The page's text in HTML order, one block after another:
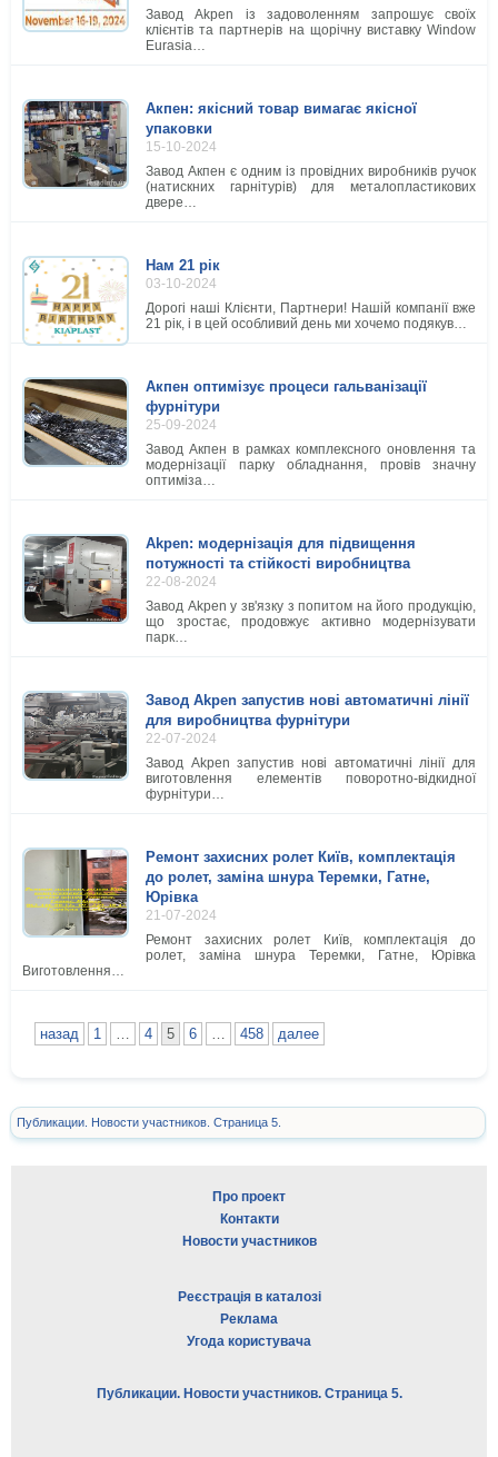
Завод Akpen із задоволенням запрошує своїх
клієнтів та партнерів на щорічну виставку Window
Eurasia…
Акпен: якісний товар вимагає якісної
упаковки
15-10-2024
Завод Акпен є одним із провідних виробників ручок
(натискних гарнітурів) для металопластикових
двере…
Нам 21 рік
03-10-2024
Дорогі наші Клієнти, Партнери! Нашій компанії вже
21 рік, і в цей особливий день ми хочемо подякув…
Акпен оптимізує процеси гальванізації
фурнітури
25-09-2024
Завод Акпен в рамках комплексного оновлення та
модернізації парку обладнання, провів значну
оптиміза…
Akpen: модернізація для підвищення
потужності та стійкості виробництва
22-08-2024
Завод Akpen у зв'язку з попитом на його продукцію,
що зростає, продовжує активно модернізувати
парк…
Завод Akpen запустив нові автоматичні лінії
для виробництва фурнітури
22-07-2024
Завод Akpen запустив нові автоматичні лінії для
виготовлення елементів поворотно-відкидної
фурнітури…
Ремонт захисних ролет Київ, комплектація
до ролет, заміна шнура Теремки, Гатне,
Юрівка
21-07-2024
Ремонт захисних ролет Київ, комплектація до
ролет, заміна шнура Теремки, Гатне, Юрівка
Виготовлення…
назад 1 … 4 5 6 … 458 далее
Публикации. Новости участников. Страница 5.
Про проект
Контакти
Новости участников
Реєстрація в каталозі
Реклама
Угода користувача
Публикации. Новости участников. Страница 5.